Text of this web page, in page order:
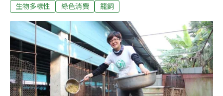
該跟上國際、在2030年前廢除格子籠，不過記者會上，農
濟規模，貿然廢除格子籠飼養，恐將出現蛋量不足的情
形。國中會考社會題惹議 動團：友善飼養雞蛋不一定貴！
今年國中會考出現「非籠飼雞蛋」題目，認為台灣友善飼
養方式普及率不高的原因，是非籠飼友善生產的蛋品價格
較高。立委陳椒華與台灣動物社會研究會今（15）召開記
者會表示，考題恐讓學生誤解。台灣動物社會研究會指
生物多樣性
綠色消費 籠飼